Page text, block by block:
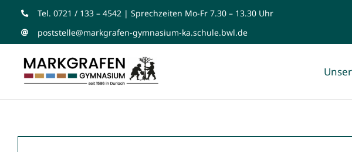
Zum
Inhalt
Tel. 0721 / 133 – 4542 | Sprechzeiten Mo-Fr 7.30 – 13.30 Uhr
poststelle@markgrafen-gymnasium-ka.schule.bwl.de